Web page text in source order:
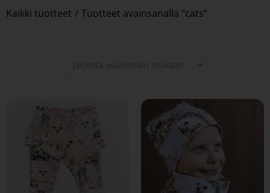
Kaikki tuotteet / Tuotteet avainsanalla “cats”